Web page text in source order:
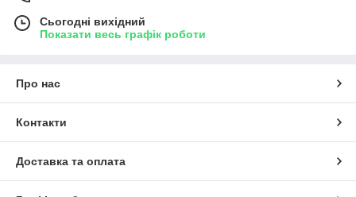
Сьогодні вихідний
Показати весь графік роботи
Про нас
Контакти
Доставка та оплата